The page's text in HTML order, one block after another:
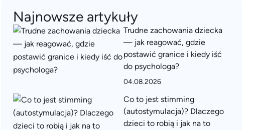
Najnowsze artykuły
Trudne zachowania dziecka
— jak reagować, gdzie
postawić granice i kiedy iść
do psychologa?
04.08.2026
Co to jest stimming
(autostymulacja)? Dlaczego
dzieci to robią i jak na to